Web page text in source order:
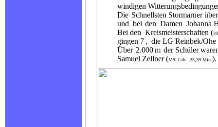
windigen Witterungsbedingungen
Die Schnellsten Stormarner über
und bei den Damen Johanna
Bei den Kreismeisterschaften (
gingen 7 , die LG Reinbek/
Über 2.000m der Schüler
Samuel Zellner (M9; Grh - 23,39 Min. ).